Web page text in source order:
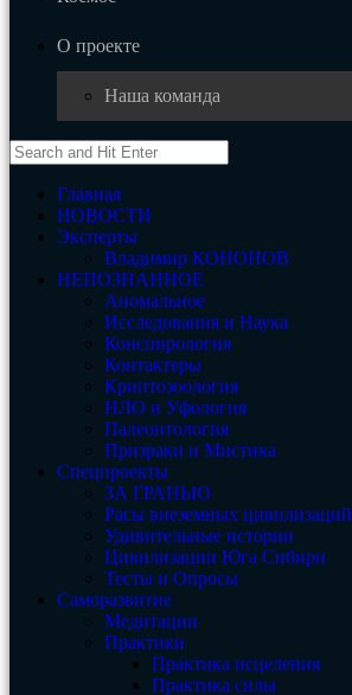
О проекте
Наша команда
Главная
НОВОСТИ
Эксперты
Владимир КОНОНОВ
НЕПОЗНАННОЕ
Аномальное
Исследования и Наука
Конспирология
Контактеры
Криптозоология
НЛО и Уфология
Палеонтология
Призраки и Мистика
Спецпроекты
ЗА ГРАНЬЮ
Расы внеземных цивилизаций
Удивительные истории
Цивилизации Юга Сибири
Тесты и Опросы
Саморазвитие
Медитации
Практики
Практика исцеления
Практика силы